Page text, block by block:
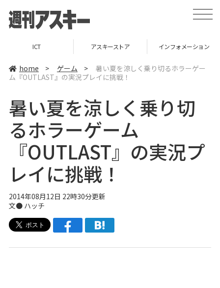
t
o
e
v
ICT アスキーストア インフォメーション
home > ゲーム >
暑い夏を涼しく乗り切るホラーゲー
ム『OUTLAST』の実況プレイに挑戦！
暑い夏を涼しく乗り切
るホラーゲーム
『OUTLAST』の実況プ
レイに挑戦！
2014年08月12日 22時30分更新
文● ハッチ